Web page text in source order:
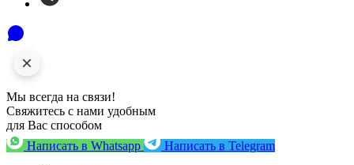
Мы всегда на связи!
Свяжитесь с нами удобным
для Вас способом
Написать в Whatsapp
Написать в Telegram